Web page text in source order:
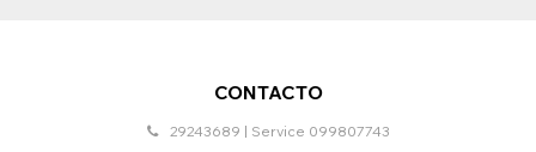
CONTACTO
29243689 | Service 099807743